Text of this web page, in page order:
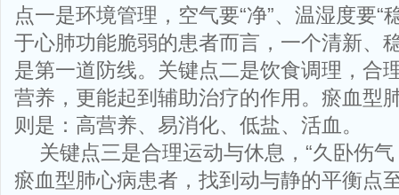
点一是环境管理，空气要“净”、温湿度要“
于心肺功能脆弱的患者而言，一个清新、
是第一道防线。关键点二是饮食调理，合
营养，更能起到辅助治疗的作用。瘀血型
则是：高营养、易消化、低盐、活血。
关键点三是合理运动与休息，“久卧伤
瘀血型肺心病患者，找到动与静的平衡点